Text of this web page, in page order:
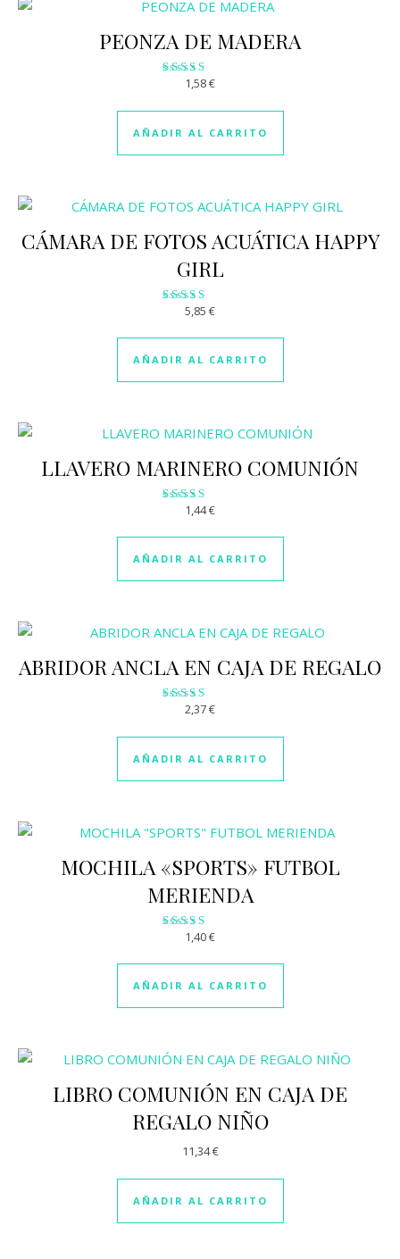
PEONZA DE MADERA
Valorado
3.00
de 5
1,58€
AÑADIR AL CARRITO
CÁMARA DE FOTOS ACUÁTICA HAPPY
GIRL
Valorado
3.04
de 5
5,85 €
AÑADIR AL CARRITO
LLAVERO MARINERO COMUNIÓN
Valorado
2.93
de 5
1,44€
AÑADIR AL CARRITO
ABRIDOR ANCLA EN CAJA DE REGALO
Valorado
2.73
de 5
2,37€
AÑADIR AL CARRITO
MOCHILA «SPORTS» FUTBOL
MERIENDA
Valorado
3.11
de 5
1,40€
AÑADIR AL CARRITO
LIBRO COMUNIÓN EN CAJA DE
REGALO NIÑO
11,34€
AÑADIR AL CARRITO